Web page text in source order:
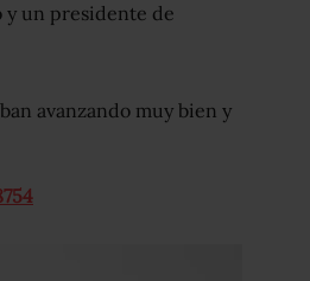
un presidente de
avanzando muy bien y